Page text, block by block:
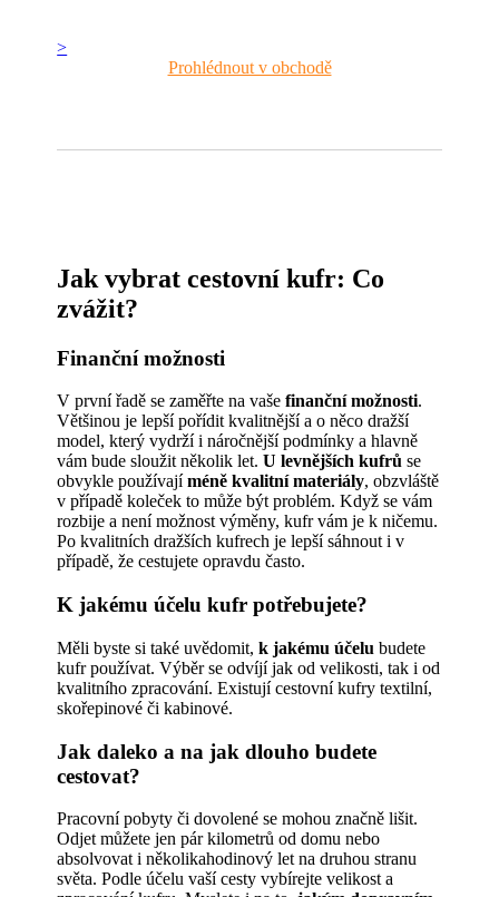
>
Prohlédnout v obchodě
Jak vybrat cestovní kufr: Co
zvážit?
Finanční možnosti
V první řadě se zaměřte na vašefinanční možnosti.
Většinou je lepší pořídit kvalitnější a o něco dražší
model, který vydrží i náročnější podmínky a hlavně
vám bude sloužit několik let.U levnějších kufrů se
obvykle používajíméně kvalitní materiály, obzvláště
v případě koleček to může být problém. Když se vám
rozbije a není možnost výměny, kufr vám je k ničemu.
Po kvalitních dražších kufrech je lepší sáhnout i v
případě, že cestujete opravdu často.
K jakému účelu kufr potřebujete?
Měli byste si také uvědomit,k jakému účelu budete
kufr používat. Výběr se odvíjí jak od velikosti, tak i od
kvalitního zpracování. Existují cestovní kufry textilní,
skořepinové či kabinové.
Jak daleko a na jak dlouho budete
cestovat?
Pracovní pobyty či dovolené se mohou značně lišit.
Odjet můžete jen pár kilometrů od domu nebo
absolvovat i několikahodinový let na druhou stranu
světa. Podle účelu vaší cesty vybírejte velikost a